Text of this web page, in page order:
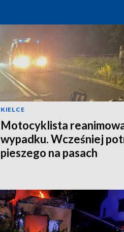
KIELCE
Motocyklista
wypadku. Wcześniej
pieszego na pasach